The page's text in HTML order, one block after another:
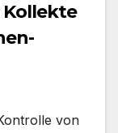
Kollekte
von